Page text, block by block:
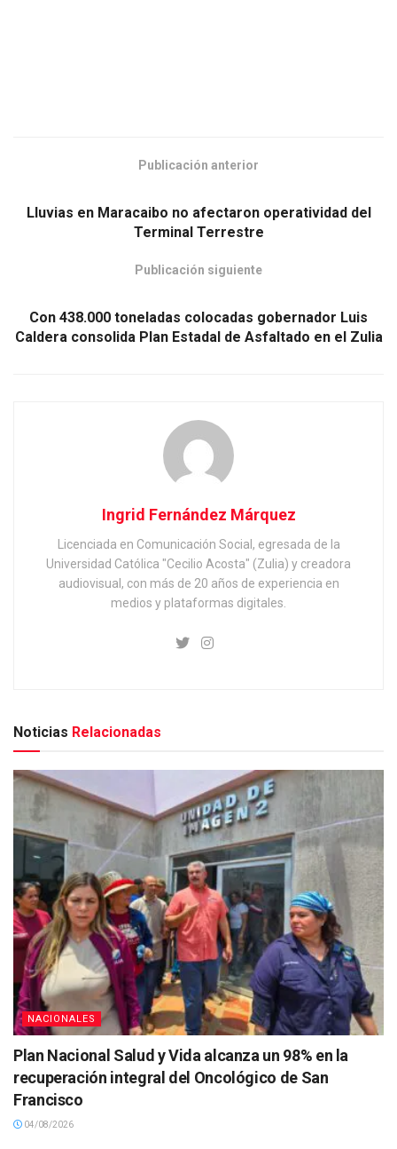
Publicación anterior
Lluvias en Maracaibo no afectaron operatividad del
Terminal Terrestre
Publicación siguiente
Con 438.000 toneladas colocadas gobernador Luis
Caldera consolida Plan Estadal de Asfaltado en el Zulia
Ingrid Fernández Márquez
Licenciada en Comunicación Social, egresada de la
Universidad Católica "Cecilio Acosta" (Zulia) y creadora
audiovisual, con más de 20 años de experiencia en
medios y plataformas digitales.
Noticias Relacionadas
NACIONALES
Plan Nacional Salud y Vida alcanza un 98% en la
recuperación integral del Oncológico de San
Francisco
04/08/2026